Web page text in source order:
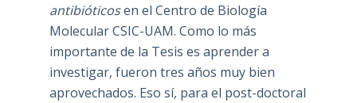
antibióticosen el Centro de Biología
Molecular CSIC-UAM. Como lo más
importante de la Tesis es aprender a
investigar, fueron tres años muy bien
aprovechados. Eso sí, para el post-doctoral